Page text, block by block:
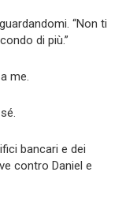
“Non ti
di più.”
me.
bancari e dei
contro Daniel e